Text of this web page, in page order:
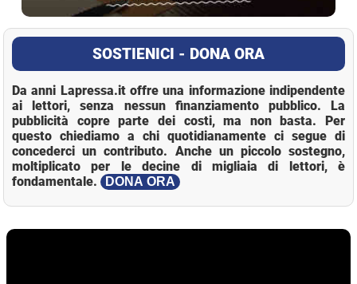
SOSTIENICI - DONA ORA
Da anni Lapressa.it offre una informazione indipendente
ai lettori, senza nessun finanziamento pubblico. La
pubblicità copre parte dei costi, ma non basta. Per
questo chiediamo a chi quotidianamente ci segue di
concederci un contributo. Anche un piccolo sostegno,
moltiplicato per le decine di migliaia di lettori, è
fondamentale.
DONA ORA